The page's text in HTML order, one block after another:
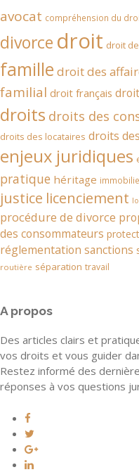
avocat compréhension du
divorce droit droit
famille droit des
familial droit français
droits droits des
droits des locataires droits
enjeux juridiques
pratique héritage
justice licenciement
procédure de divorce
des consommateurs
réglementation sanctions
routière séparation travail
A propos
Des articles clairs et
vos droits et vous guider
Restez informé des
réponses à vos questions